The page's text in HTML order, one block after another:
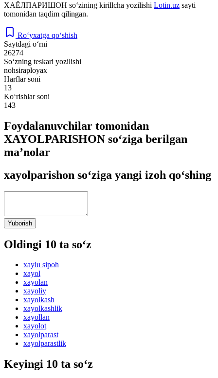
ХАЁЛПАРИШОН so‘zining kirillcha yozilishi Lotin.uz sayti
tomonidan taqdim qilingan.
Ro‘yxatga qo‘shish
Saytdagi o‘rni
26274
So‘zning teskari yozilishi
nohsiraployax
Harflar soni
13
Ko‘rishlar soni
143
Foydalanuvchilar tomonidan
XAYOLPARISHON so‘ziga berilgan
ma’nolar
xayolparishon so‘ziga yangi izoh qo‘shing
Yuborish
Oldingi 10 ta so‘z
xaylu sipoh
xayol
xayolan
xayoliy
xayolkash
xayolkashlik
xayollan
xayolot
xayolparast
xayolparastlik
Keyingi 10 ta so‘z